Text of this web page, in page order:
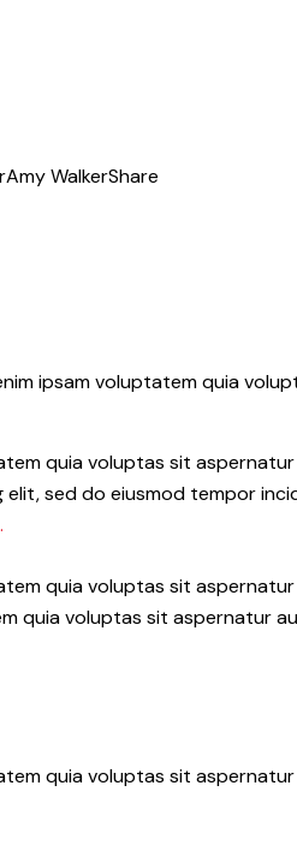
Amy WalkerShare
ipsam voluptatem quia
quia voluptas sit
sed do eiusmod tempor
quia voluptas sit
quia voluptas sit aspernatur
quia voluptas sit